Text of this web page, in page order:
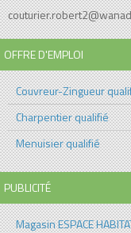
OFFRE D'EMPLOI
Couvreur-Zingueur
Charpentier qualifié
Menuisier qualifié
PUBLICITÉ
Magasin ESPACE